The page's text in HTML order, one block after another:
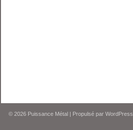
© 2026 Puissance Métal | Propulsé par WordPress